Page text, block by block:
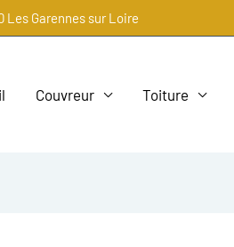
Les Garennes sur Loire
Couvreur Toiture